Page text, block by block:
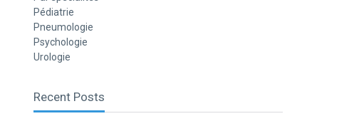
Pédiatrie
Pneumologie
Psychologie
Urologie
Recent Posts